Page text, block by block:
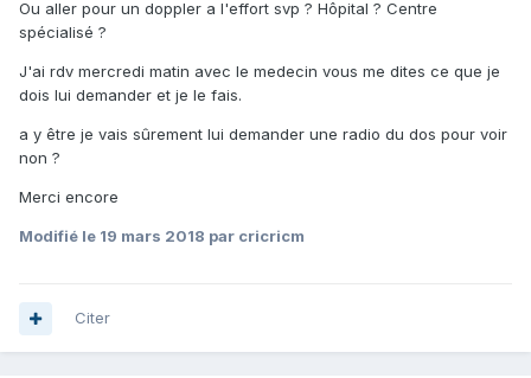
Ou aller pour un doppler a l'effort svp ? Hôpital ? Centre
spécialisé ?
J'ai rdv mercredi matin avec le medecin vous me dites ce que je
dois lui demander et je le fais.
a y être je vais sûrement lui demander une radio du dos pour voir
non ?
Merci encore
Modifié le 19 mars 2018 par cricricm
Citer